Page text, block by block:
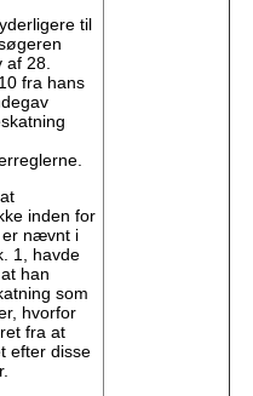
til
af 28.
fra hans
inden for
er nævnt i
1, havde
han
som
hvorfor
fra at
efter disse